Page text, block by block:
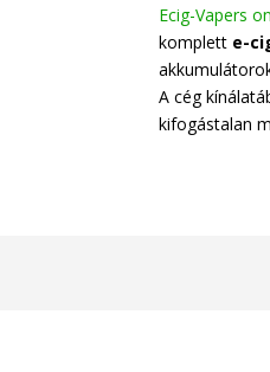
Ecig-Vapers
komplett e-
A cég
kifogástalan